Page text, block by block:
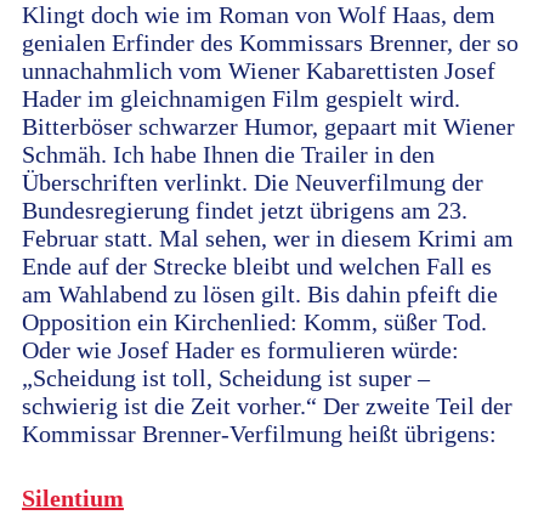
Klingt doch wie im Roman von Wolf Haas, dem
genialen Erfinder des Kommissars Brenner, der so
unnachahmlich vom Wiener Kabarettisten Josef
Hader im gleichnamigen Film gespielt wird.
Bitterböser schwarzer Humor, gepaart mit Wiener
Schmäh. Ich habe Ihnen die Trailer in den
Überschriften verlinkt. Die Neuverfilmung der
Bundesregierung findet jetzt übrigens am 23.
Februar statt. Mal sehen, wer in diesem Krimi am
Ende auf der Strecke bleibt und welchen Fall es
am Wahlabend zu lösen gilt. Bis dahin pfeift die
Opposition ein Kirchenlied: Komm, süßer Tod.
Oder wie Josef Hader es formulieren würde:
„Scheidung ist toll, Scheidung ist super –
schwierig ist die Zeit vorher.“ Der zweite Teil der
Kommissar Brenner-Verfilmung heißt übrigens:
Silentium